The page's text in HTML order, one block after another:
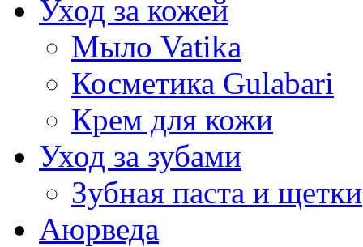
Уход за кожей
Мыло Vatika
Косметика Gulabari
Крем для кожи
Уход за зубами
Зубная паста и щетки
Аюрведа